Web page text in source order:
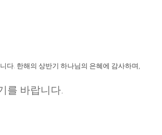
다 한해의 상반기 하나님의 은혜에 감사하며
를 바랍니다.